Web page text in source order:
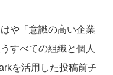
や「意識の高い企業
すべての組織と個人
を活用した投稿前チ